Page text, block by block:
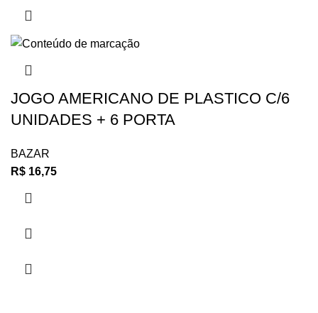
JOGO AMERICANO DE PLASTICO C/6
UNIDADES + 6 PORTA
BAZAR
R$ 16,75